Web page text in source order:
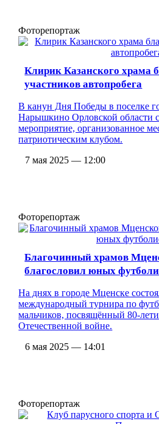
Фоторепортаж
Клирик Казанского храма
участников автопробега
В канун Дня Победы в поселке
Нарышкино Орловской области
мероприятие, организованное
патриотическим клубом.
7 мая 2025 — 12:00
Фоторепортаж
Благочинный храмов
благословил юных
На днях в городе Мценске
международный турнира по
мальчиков, посвящённый 80-
Отечественной войне.
6 мая 2025 — 14:01
Фоторепортаж